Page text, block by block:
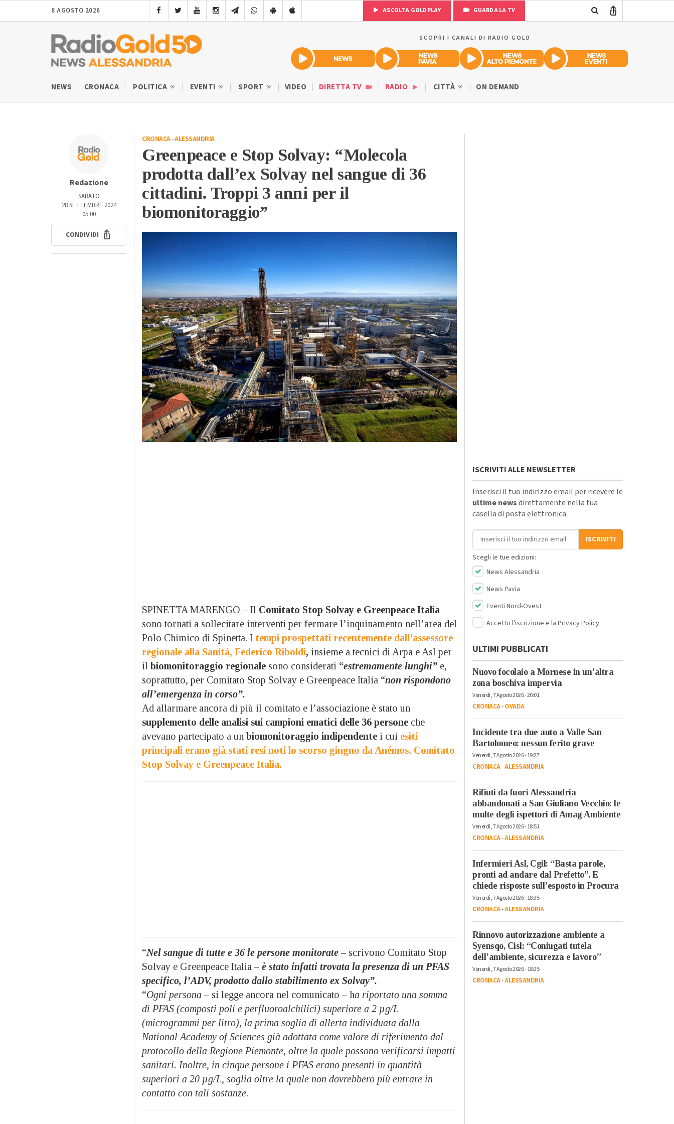
8 AGOSTO 2026 ASCOLTA GOLDPLAY GUARDA LA TV
SCOPRI I CANALI DI RADIO GOLD
NEWS CRONACA POLITICA EVENTI SPORT VIDEO DIRETTA TV RADIO CITTÀ ON DEMAND
Redazione
SABATO
28 SETTEMBRE 2024
05:00
CONDIVIDI
CRONACA-ALESSANDRIA
Greenpeace e Stop Solvay: “Molecola
prodotta dall’ex Solvay nel sangue di 36
cittadini. Troppi 3 anni per il
biomonitoraggio”
SPINETTA MARENGO – Il Comitato Stop Solvay e Greenpeace Italia
sono tornati a sollecitare interventi per fermare l’inquinamento nell’area del
Polo Chimico di Spinetta. I tempi prospettati recentemente dall’assessore
regionale alla Sanità, Federico Riboldi, insieme a tecnici di Arpa e Asl per
il biomonitoraggio regionale sono considerati “estremamente lunghi” e,
soprattutto, per Comitato Stop Solvay e Greenpeace Italia “non rispondono
all’emergenza in corso”.
Ad allarmare ancora di più il comitato e l’associazione è stato un
supplemento delle analisi sui campioni ematici delle 36 persone che
avevano partecipato a un biomonitoraggio indipendente i cui esiti
principali erano già stati resi noti lo scorso giugno da Anémos, Comitato
Stop Solvay e Greenpeace Italia.
“Nel sangue di tutte e 36 le persone monitorate– scrivono Comitato Stop
Solvay e Greenpeace Italia – è stato infatti trovata la presenza di un PFAS
specifico, l’ADV, prodotto dallo stabilimento ex Solvay”.
“Ogni persona – si legge ancora nel comunicato – ha riportato una somma
di PFAS (composti poli e perfluoroalchilici) superiore a 2 µg/L
(microgrammi per litro), la prima soglia di allerta individuata dalla
National Academy of Sciences già adottata come valore di riferimento dal
protocollo della Regione Piemonte, oltre la quale possono verificarsi impatti
sanitari. Inoltre, in cinque persone i PFAS erano presenti in quantità
superiori a 20 µg/L, soglia oltre la quale non dovrebbero più entrare in
contatto con tali sostanze.
ISCRIVITI ALLE NEWSLETTER
Inserisci il tuo indirizzo email per ricevere le
ultime newsdirettamente nella tua
casella di posta elettronica.
Indirizzo email
ISCRIVITI
Scegli le tue edizioni:
News Alessandria
News Pavia
Eventi Nord-Ovest
Accetto l'iscrizione e la Privacy Policy
ULTIMI PUBBLICATI
Nuovo focolaio a Mornese in un’altra
zona boschiva impervia
Venerdì, 7 Agosto 2026 - 20:01
CRONACA-OVADA
Incidente tra due auto a Valle San
Bartolomeo: nessun ferito grave
Venerdì, 7 Agosto 2026 - 19:27
CRONACA-ALESSANDRIA
Rifiuti da fuori Alessandria
abbandonati a San Giuliano Vecchio: le
multe degli ispettori di Amag Ambiente
Venerdì, 7 Agosto 2026 - 18:51
CRONACA-ALESSANDRIA
Infermieri Asl, Cgil: “Basta parole,
pronti ad andare dal Prefetto”. E
chiede risposte sull’esposto in Procura
Venerdì, 7 Agosto 2026 - 18:35
CRONACA-ALESSANDRIA
Rinnovo autorizzazione ambiente a
Syensqo, Cisl: “Coniugati tutela
dell’ambiente, sicurezza e lavoro”
Venerdì, 7 Agosto 2026 - 18:25
CRONACA-ALESSANDRIA